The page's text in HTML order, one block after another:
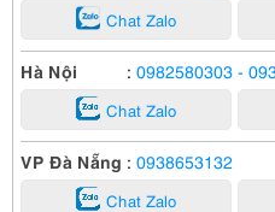
Chat Zalo
Hà Nội : 0982580303 -
Chat Zalo
VP Đà Nẵng : 0938653132
Chat Zalo